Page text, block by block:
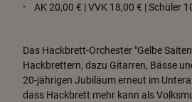
Das Hackbrett-Orchester "Gelbe
Hackbrettern, dazu Gitarren, Bässe
20-jährigen Jubiläum erneut im
dass Hackbrett mehr kann als
AK 20,00 € | VVK 18,00 € | Schüler